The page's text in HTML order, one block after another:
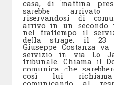
casa, di mattina
sarebbe arrivato
riservandosi di
arrivo in un secondo
nel frattempo il
della strage, il 23
Giuseppe Costanza
servizio in via Lo
tribunale. Chiama il
comunica che
così lui richiama